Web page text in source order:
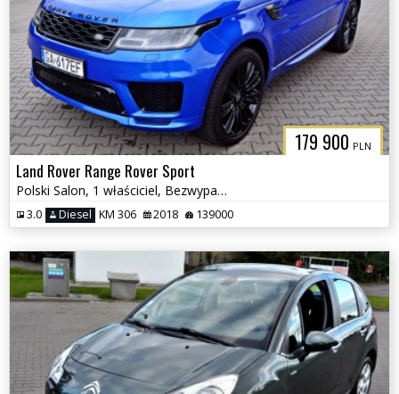
179 900 PLN
Land Rover Range Rover Sport
Polski Salon, 1 właściciel, Bezwypadkowy, Najbogatsza wersja
3.0 Diesel KM 306 2018 139000